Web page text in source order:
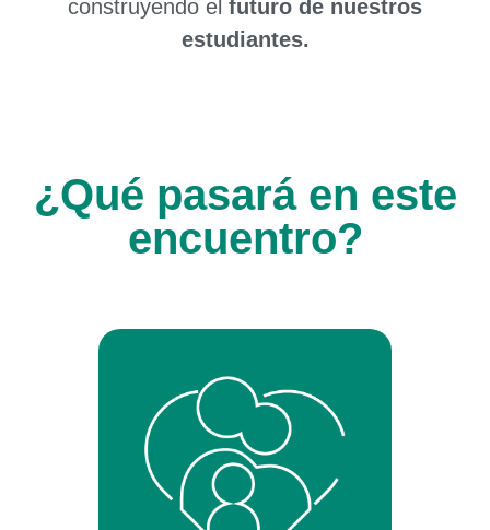
construyendo el futuro de nuestros
estudiantes.
¿Qué pasará en este
encuentro?